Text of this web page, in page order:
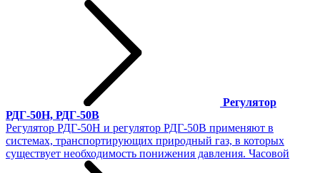
Регулятор
РДГ-50Н, РДГ-50В
Регулятор РДГ-50Н и регулятор РДГ-50В применяют в
системах, транспортирующих природный газ, в которых
существует необходимость понижения давления. Часовой